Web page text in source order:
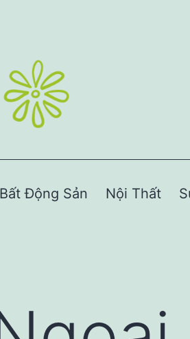
Bất Động Sản Nội Thất